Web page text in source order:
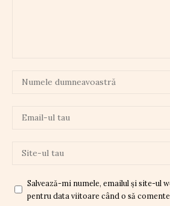
Salvează-mi numele, emailul și site-ul
pentru data viitoare când o să